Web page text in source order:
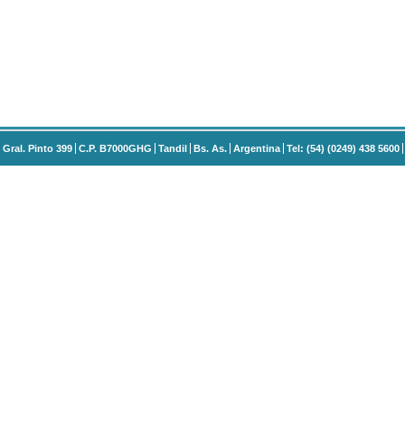
Gral. Pinto 399 C.P. B7000GHG Tandil Bs. As. Argentina Tel: (54) (0249) 438 5600